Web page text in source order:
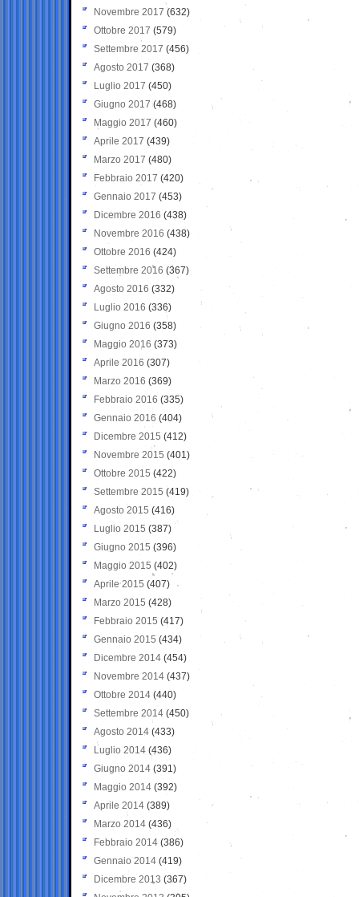
Novembre 2017 (632)
Ottobre 2017 (579)
Settembre 2017 (456)
Agosto 2017 (368)
Luglio 2017 (450)
Giugno 2017 (468)
Maggio 2017 (460)
Aprile 2017 (439)
Marzo 2017 (480)
Febbraio 2017 (420)
Gennaio 2017 (453)
Dicembre 2016 (438)
Novembre 2016 (438)
Ottobre 2016 (424)
Settembre 2016 (367)
Agosto 2016 (332)
Luglio 2016 (336)
Giugno 2016 (358)
Maggio 2016 (373)
Aprile 2016 (307)
Marzo 2016 (369)
Febbraio 2016 (335)
Gennaio 2016 (404)
Dicembre 2015 (412)
Novembre 2015 (401)
Ottobre 2015 (422)
Settembre 2015 (419)
Agosto 2015 (416)
Luglio 2015 (387)
Giugno 2015 (396)
Maggio 2015 (402)
Aprile 2015 (407)
Marzo 2015 (428)
Febbraio 2015 (417)
Gennaio 2015 (434)
Dicembre 2014 (454)
Novembre 2014 (437)
Ottobre 2014 (440)
Settembre 2014 (450)
Agosto 2014 (433)
Luglio 2014 (436)
Giugno 2014 (391)
Maggio 2014 (392)
Aprile 2014 (389)
Marzo 2014 (436)
Febbraio 2014 (386)
Gennaio 2014 (419)
Dicembre 2013 (367)